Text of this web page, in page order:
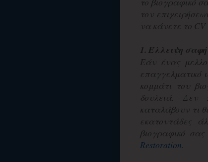
τον
να κάνετε το
1. Έλλειψη
Εάν ένας
επαγγελματικό
κομμάτι του
δουλειά. Δεν
καταλάβουν τι
εκατοντάδες
βιογραφικό
Restoration.